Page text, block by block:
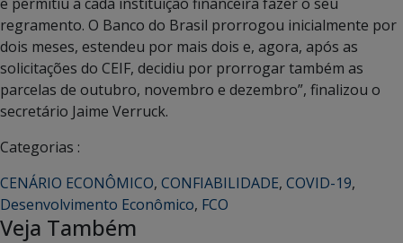
regramento. O Banco do Brasil prorrogou inicialmente por
dois meses, estendeu por mais dois e, agora, após as
solicitações do CEIF, decidiu por prorrogar também as
parcelas de outubro, novembro e dezembro”, finalizou o
secretário Jaime Verruck.
Categorias :
CENÁRIO ECONÔMICO, CONFIABILIDADE, COVID-19,
Desenvolvimento Econômico, FCO
Veja Também